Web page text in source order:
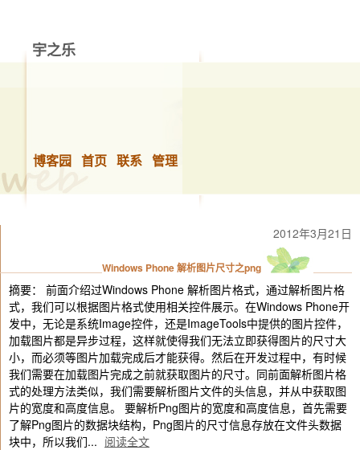
宇之乐
博客园 首页 联系 管理
2012年3月21日
Windows Phone 解析图片尺寸之png
摘要： 前面介绍过Windows Phone 解析图片格式，通过解析图片格
式，我们可以根据图片格式使用相关控件展示。在Windows Phone开
发中，无论是系统Image控件，还是ImageTools中提供的图片控件，
加载图片都是异步过程，这样就使得我们无法立即获得图片的尺寸大
小，而必须等图片加载完成后才能获得。然后在开发过程中，有时候
我们需要在加载图片完成之前就获取图片的尺寸。同前面解析图片格
式的处理方法类似，我们需要解析图片文件的头信息，并从中获取图
片的宽度和高度信息。 要解析Png图片的宽度和高度信息，首先需要
了解Png图片的数据块结构，Png图片的尺寸信息存放在文件头数据
块中，所以我们... 阅读全文